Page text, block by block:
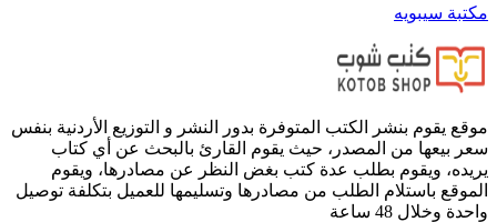
مكتبة سيبويه
موقع يقوم بنشر الكتب المتوفرة بدور النشر و التوزيع الأردنية بنفس
سعر بيعها من المصدر، حيث يقوم القارئ بالبحث عن أي كتاب
يريده، ويقوم بطلب عدة كتب بغض النظر عن مصادرها، ويقوم
الموقع باستلام الطلب من مصادرها وتسليمها للعميل بتكلفة توصيل
واحدة وخلال 48 ساعة